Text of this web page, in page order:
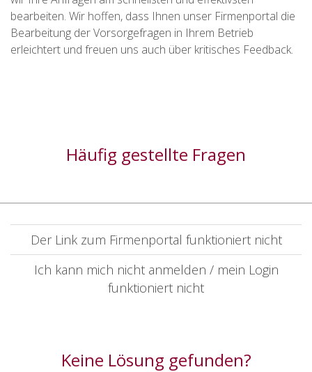
bearbeiten. Wir hoffen, dass Ihnen unser Firmenportal die
Bearbeitung der Vorsorgefragen in Ihrem Betrieb
erleichtert und freuen uns auch über kritisches Feedback.
Häufig gestellte Fragen
Der Link zum Firmenportal funktioniert nicht
Ich kann mich nicht anmelden / mein Login
funktioniert nicht
Keine Lösung gefunden?